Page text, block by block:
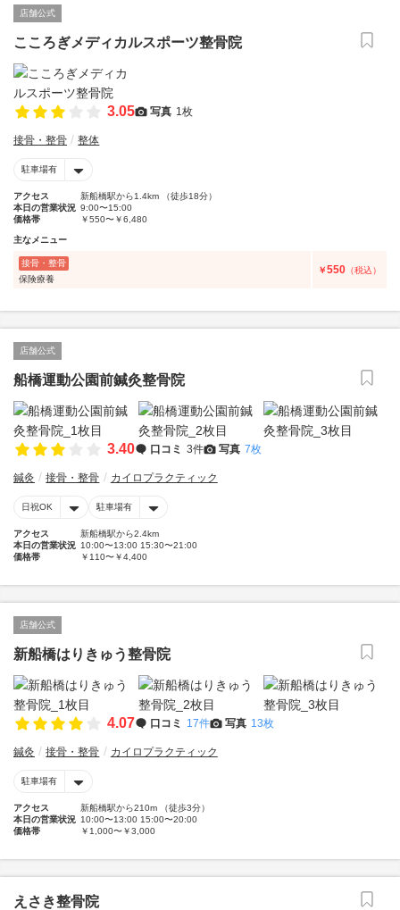
店舗公式
こころぎメディカルスポーツ整骨院
3.05 写真 1枚
接骨・整骨 整体
駐車場有
アクセス
新船橋駅から1.4km （徒歩18分）
本日の営業状況 9:00〜15:00
価格帯
￥550〜￥6,480
主なメニュー
接骨・整骨
保険療養
￥550 （税込）
店舗公式
船橋運動公園前鍼灸整骨院
3.40 口コミ 3件 写真 7枚
鍼灸 接骨・整骨 カイロプラクティック
日祝OK 駐車場有
アクセス
新船橋駅から2.4km
本日の営業状況 10:00〜13:00 15:30〜21:00
価格帯
￥110〜￥4,400
店舗公式
新船橋はりきゅう整骨院
4.07 口コミ 17件 写真 13枚
鍼灸 接骨・整骨 カイロプラクティック
駐車場有
アクセス
新船橋駅から210m （徒歩3分）
本日の営業状況 10:00〜13:00 15:00〜20:00
価格帯
￥1,000〜￥3,000
えさき整骨院